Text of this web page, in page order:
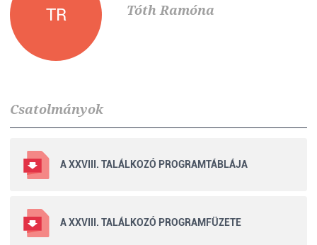
TR Tóth Ramóna
Csatolmányok
A XXVIII. TALÁLKOZÓ PROGRAMTÁBLÁJA
A XXVIII. TALÁLKOZÓ PROGRAMFÜZETE